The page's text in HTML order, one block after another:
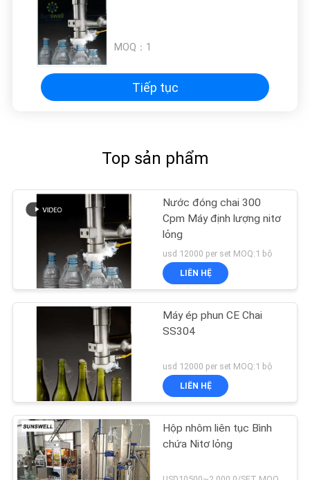
TRANG
WEB
PRIVACY
MOQ： 1
Tiếp tục
Top sản phẩm
Nước đóng chai 300
Cpm Máy định lượng nitơ
lỏng
usd 12000 per set MOQ:1 bộ
LIÊN HỆ
Máy ép phun CE Chai
SS304
usd 12000 per set MOQ:1 bộ
LIÊN HỆ
Hộp nhôm liên tục Bình
chứa Nitơ lỏng